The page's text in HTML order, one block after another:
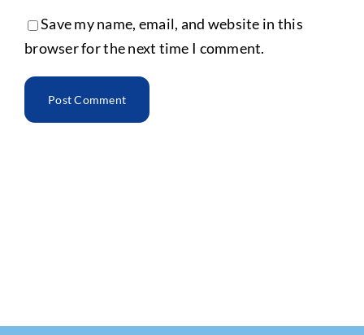
Save my name, email, and website in this
browser for the next time I comment.